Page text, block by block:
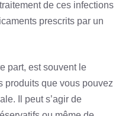
de ces infections
prescrits par un
part, est souvent le
produits que vous pouvez
Il peut s’agir de